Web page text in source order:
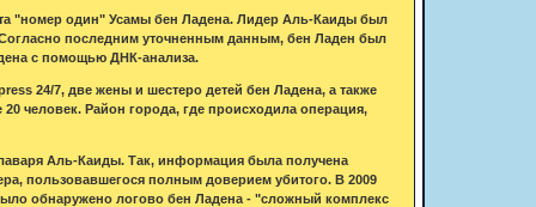
"номер один" Усамы бен Ладена. Лидер Аль-Каиды был
последним уточненным данным, бен Ладен был
с помощью ДНК-анализа.
24/7, две жены и шестеро детей бен Ладена, а также
человек. Район города, где происходила операция,
Аль-Каиды. Так, информация была получена
пользовавшегося полным доверием убитого. В 2009
обнаружено логово бен Ладена - "сложный комплекс